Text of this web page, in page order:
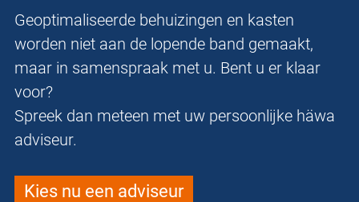
Geoptimaliseerde behuizingen en kasten
worden niet aan de lopende band gemaakt,
maar in samenspraak met u. Bent u er klaar
voor?
Spreek dan meteen met uw persoonlijke häwa
adviseur.
Kies nu een adviseur